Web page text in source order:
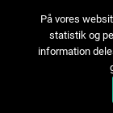
På vores
statistik og
information